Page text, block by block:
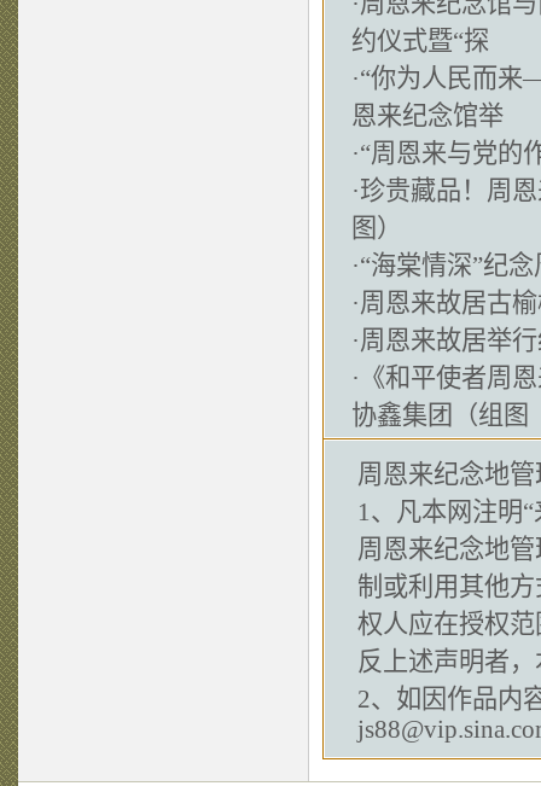
约仪式暨“探
·“你为人民而来
恩来纪念馆举
·“周恩来与党的
·珍贵藏品！周
图）
·“海棠情深”纪
·周恩来故居古
·周恩来故居举
· 《和平使者周
协鑫集团（组图
周恩来纪念地
1、凡本网注明
周恩来纪念地
制或利用其他
权人应在授权
反上述声明者
2、如因作品内